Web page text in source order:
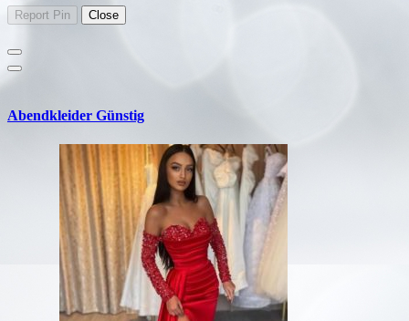
Abendkleider Günstig